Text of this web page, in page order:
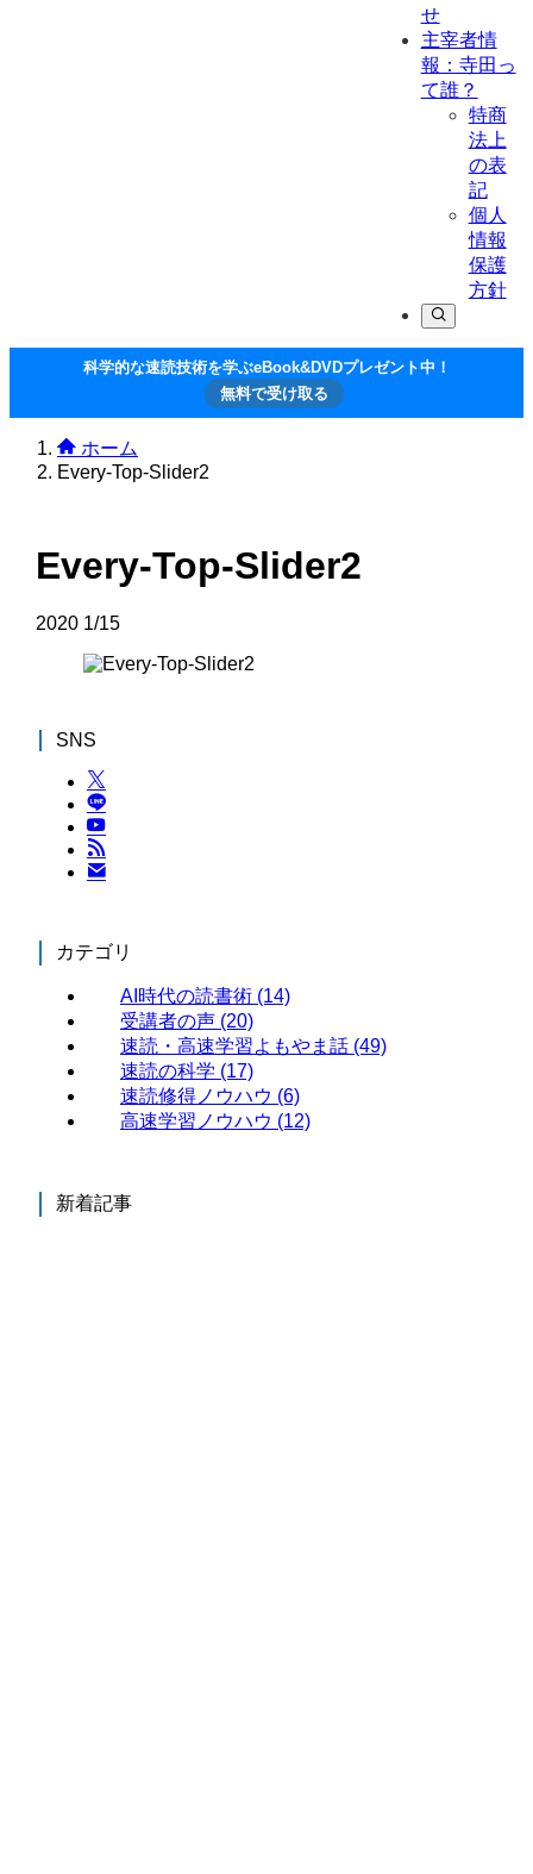
せ
主宰者情
報：寺田っ
て誰？
特商
法上
の表
記
個人
情報
保護
方針
科学的な速読技術を学ぶeBook&DVDプレゼント中！
無料で受け取る
ホーム
Every-Top-Slider2
Every-Top-Slider2
2020 1/15
SNS
カテゴリ
AI時代の読書術 (14)
受講者の声 (20)
速読・高速学習よもやま話 (49)
速読の科学 (17)
速読修得ノウハウ (6)
高速学習ノウハウ (12)
新着記事